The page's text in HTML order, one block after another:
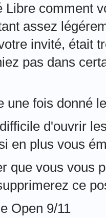
Libre comment
assez
invité, était
pas dans
une fois donné
d'ouvrir
en plus vous
que vous vous
ce
Open 9/11